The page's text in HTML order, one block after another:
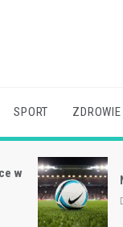
SPORT ZDROWIE